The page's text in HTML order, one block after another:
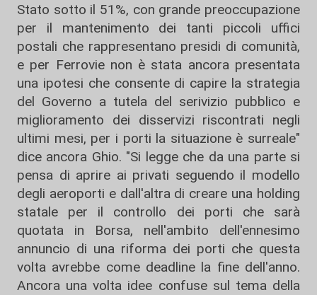
Stato sotto il 51%, con grande preoccupazione
per il mantenimento dei tanti piccoli uffici
postali che rappresentano presidi di comunità,
e per Ferrovie non è stata ancora presentata
una ipotesi che consente di capire la strategia
del Governo a tutela del serivizio pubblico e
miglioramento dei disservizi riscontrati negli
ultimi mesi, per i porti la situazione è surreale"
dice ancora Ghio. "Si legge che da una parte si
pensa di aprire ai privati seguendo il modello
degli aeroporti e dall'altra di creare una holding
statale per il controllo dei porti che sarà
quotata in Borsa, nell'ambito dell'ennesimo
annuncio di una riforma dei porti che questa
volta avrebbe come deadline la fine dell'anno.
Ancora una volta idee confuse sul tema della